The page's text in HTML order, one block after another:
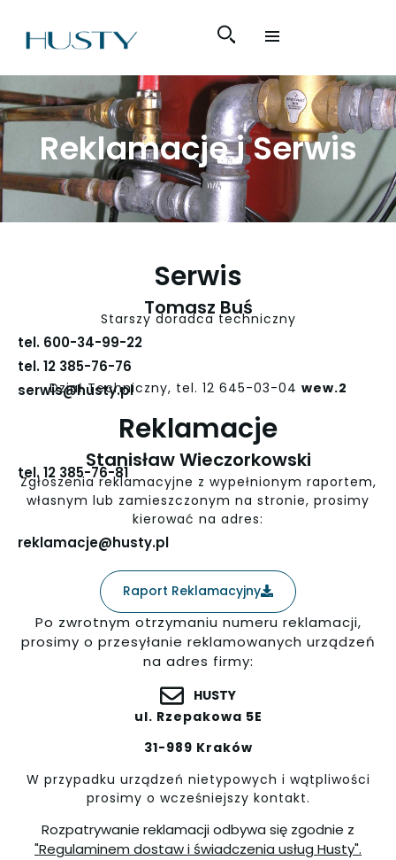
Reklamacje i Serwis
Serwis
Tomasz Buś
Starszy doradca techniczny
tel. 600-34-99-22
tel. 12 385-76-76
serwis@husty.pl
Dział Techniczny, tel. 12 645-03-04 wew.2
Reklamacje
Stanisław Wieczorkowski
tel. 12 385-76-81
Zgłoszenia reklamacyjne z wypełnionym raportem,
własnym lub zamieszczonym na stronie, prosimy
kierować na adres:
reklamacje@husty.pl
Raport Reklamacyjny
Po zwrotnym otrzymaniu numeru reklamacji,
prosimy o przesyłanie reklamowanych urządzeń
na adres firmy:
HUSTY
ul. Rzepakowa 5E
31-989 Kraków
W przypadku urządzeń nietypowych i wątpliwości
prosimy o wcześniejszy kontakt.
Rozpatrywanie reklamacji odbywa się zgodnie z
"Regulaminem dostaw i świadczenia usług Husty".